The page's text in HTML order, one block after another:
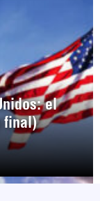
el
final)